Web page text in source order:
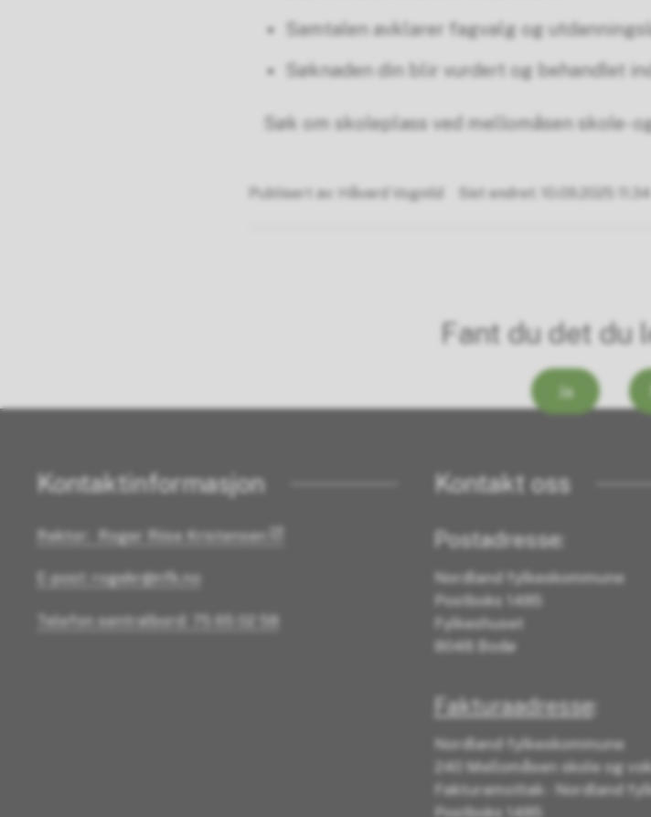
Samtalen avklarer fagvalg og
Søknaden din blir vurdert og behandlet
Søk om skoleplass ved mellomåsen skole-
Publisert av Håvard Vognild Sist endret 10.09.2025 11.34
Fant du det du
Ja
Kontaktinformasjon
Rektor: Roger Riise Kristensen
E-post: rogekr@nfk.no
Telefon sentralbord: 75 65 02 58
Kontakt oss
Postadresse:
Nordland fylkeskommune
Postboks 1485
Fylkeshuset
8048 Bodø
Fakturaadresse:
Nordland fylkeskommune
240 Mellomåsen skole og
Fakturamottak - Nordland
Postboks 1485